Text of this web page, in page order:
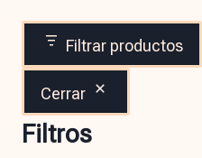
Filtrar productos
Cerrar
Filtros